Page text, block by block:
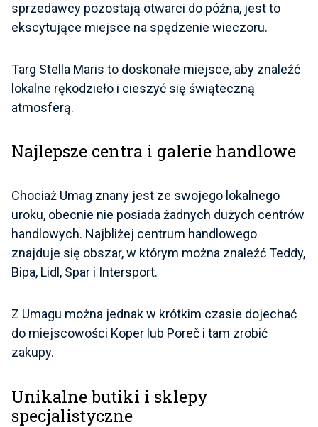
sprzedawcy pozostają otwarci do późna, jest to
ekscytujące miejsce na spędzenie wieczoru.
Targ Stella Maris to doskonałe miejsce, aby znaleźć
lokalne rękodzieło i cieszyć się świąteczną
atmosferą.
Najlepsze centra i galerie handlowe
Chociaż Umag znany jest ze swojego lokalnego
uroku, obecnie nie posiada żadnych dużych centrów
handlowych. Najbliżej centrum handlowego
znajduje się obszar, w którym można znaleźć Teddy,
Bipa, Lidl, Spar i Intersport.
Z Umagu można jednak w krótkim czasie dojechać
do miejscowości Koper lub Poreč i tam zrobić
zakupy.
Unikalne butiki i sklepy
specjalistyczne